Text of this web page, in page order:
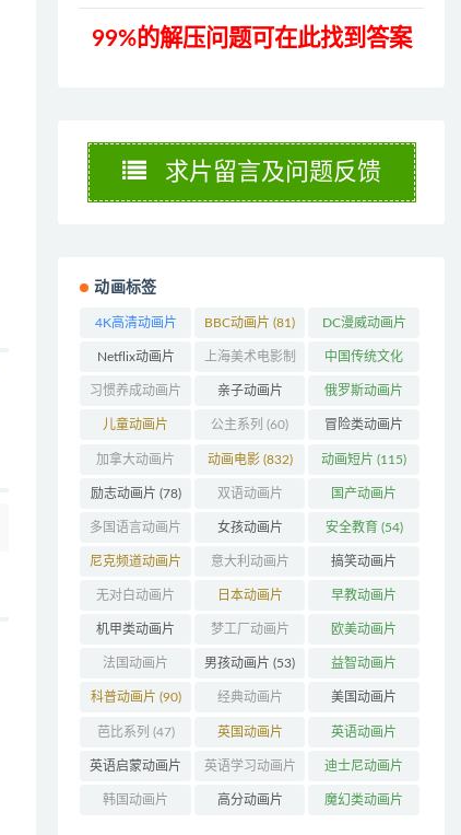
99%的解压问题可在此找到答案
求片留言及问题反馈
动画标签
4K高清动画片
(48)
BBC动画片 (81) DC漫威动画片
(103)
Netflix动画片
(240)
上海美术电影制
片厂(126)
中国传统文化
(63)
习惯养成动画片
(74)
亲子动画片
(396)
俄罗斯动画片
(56)
儿童动画片
(346)
公主系列 (60) 冒险类动画片
(1271)
加拿大动画片
(158)
动画电影(832) 动画短片 (115)
励志动画片 (78) 双语动画片
(220)
国产动画片
(1382)
多国语言动画片
(179)
女孩动画片
(162)
安全教育 (54)
尼克频道动画片
(83)
意大利动画片
(50)
搞笑动画片
(802)
无对白动画片
(78)
日本动画片
(319)
早教动画片
(405)
机甲类动画片
(207)
梦工厂动画片
(155)
欧美动画片
(996)
法国动画片
(203)
男孩动画片 (53) 益智动画片
(1549)
科普动画片 (90) 经典动画片
(707)
美国动画片
(843)
芭比系列 (47) 英国动画片
(199)
英语动画片
(212)
英语启蒙动画片
(160)
英语学习动画片
(85)
迪士尼动画片
(316)
韩国动画片 高分动画片 魔幻类动画片